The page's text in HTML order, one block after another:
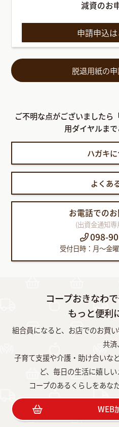
減資のお
申請申込
脱退用紙の
ご不明な点がございましたら
用ダイヤルま
ハガキ
よくあ
お電話での
(出資金通知
098-
受付日時：月〜金
コープおきなわ
もっと便利
組合員になると、お店でのお買
共済、
子育て支援や介護・助け合いな
ど、毎日の生活に嬉しい
コープのあるくらしをあな
WEB